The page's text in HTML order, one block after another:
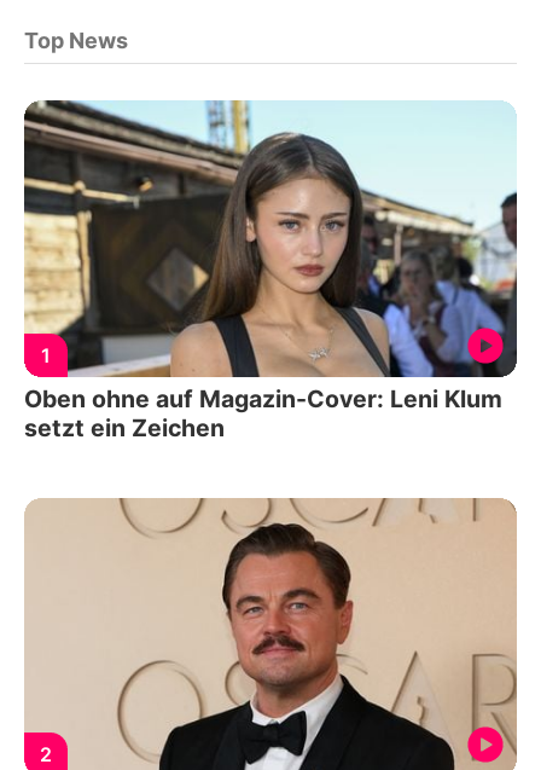
Top News
1
Oben ohne auf Magazin-Cover: Leni Klum
setzt ein Zeichen
2